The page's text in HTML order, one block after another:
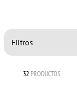
Filtros
32 PRODUCTOS